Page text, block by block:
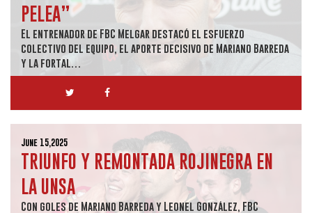
PELEA”
El entrenador de FBC Melgar destacó el esfuerzo
colectivo del equipo, el aporte decisivo de Mariano Barreda
y la fortal…
June 15,2025
TRIUNFO Y REMONTADA ROJINEGRA EN
LA UNSA
Con goles de Mariano Barreda y Leonel González, FBC